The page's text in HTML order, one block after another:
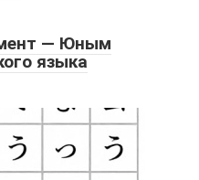
— Юным
языка